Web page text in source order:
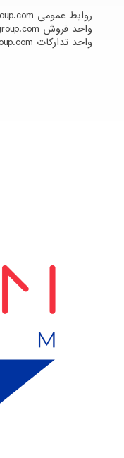
روابط عمومی info@mpsmgroup.com
واحد فروش sales@mpsmgroup.com
واحد تدارکات purchasing@mpsmgroup.com